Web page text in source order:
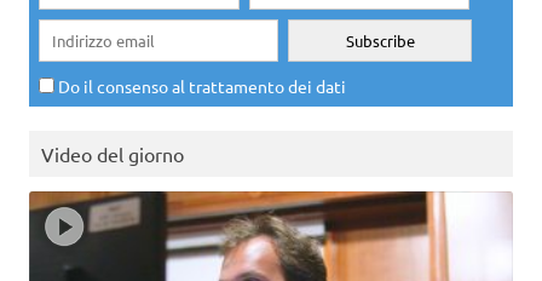
Do il consenso al trattamento dei dati
Video del giorno